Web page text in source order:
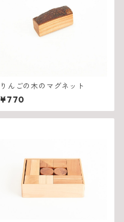
りんごの木のマグネット
¥770